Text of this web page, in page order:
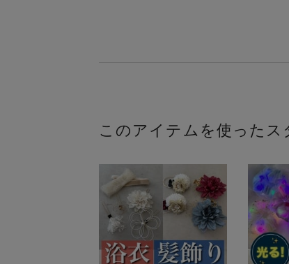
このアイテムを使ったス